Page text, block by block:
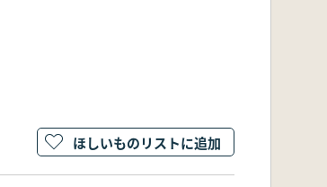
ほしいものリストに追加